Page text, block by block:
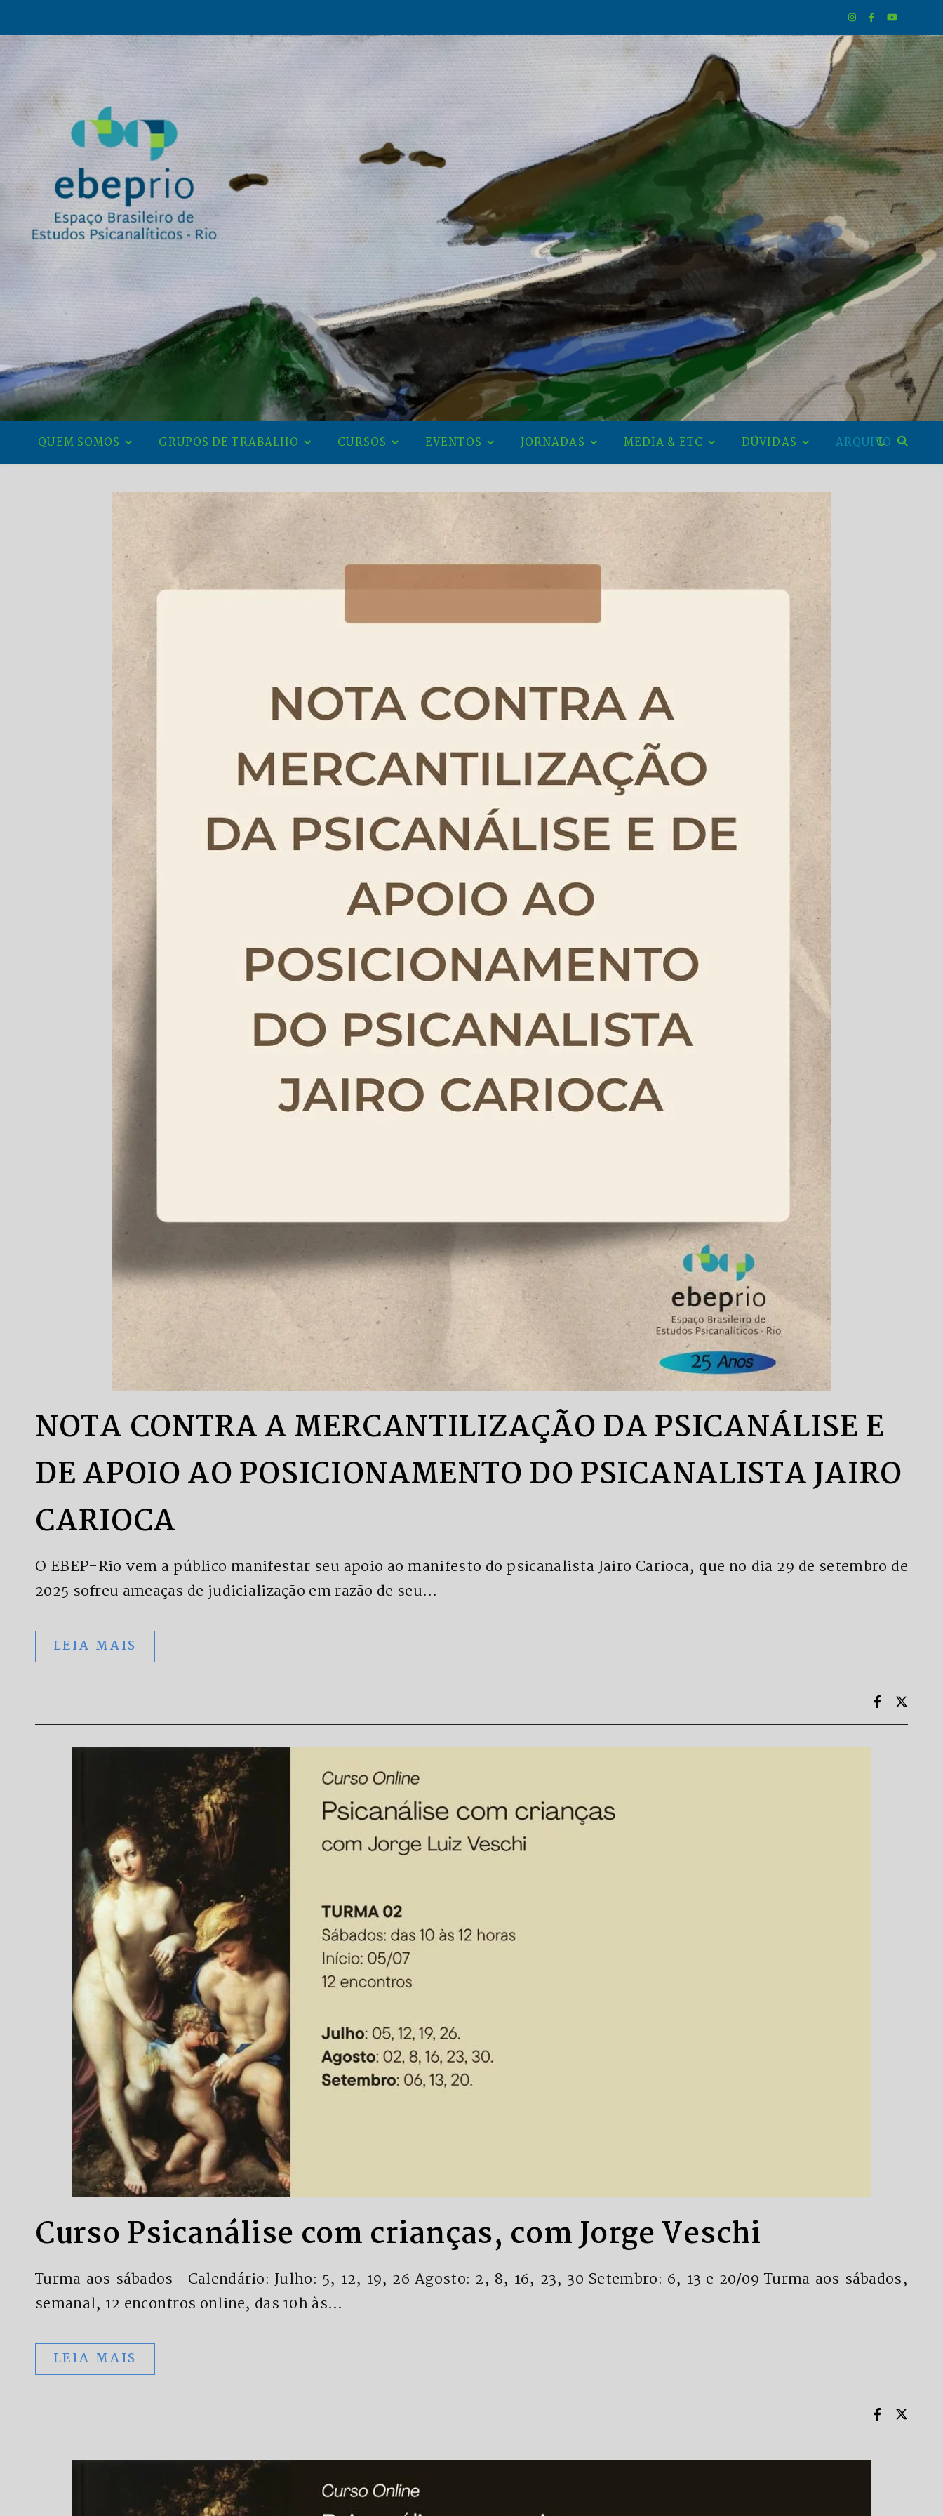
QUEM SOMOS GRUPOS DE TRABALHO CURSOS EVENTOS JORNADAS MEDIA & ETC DÚVIDAS ARQUIVO
NOTA CONTRA A MERCANTILIZAÇÃO DA PSICANÁLISE E
DE APOIO AO POSICIONAMENTO DO PSICANALISTA JAIRO
CARIOCA
O EBEP-Rio vem a público manifestar seu apoio ao manifesto do psicanalista Jairo Carioca, que no dia 29 de setembro de
2025 sofreu ameaças de judicialização em razão de seu…
LEIA MAIS
Curso Psicanálise com crianças, com Jorge Veschi
Turma aos sábados Calendário: Julho: 5, 12, 19, 26 Agosto: 2, 8, 16, 23, 30 Setembro: 6, 13 e 20/09 Turma aos sábados,
semanal, 12 encontros online, das 10h às…
LEIA MAIS